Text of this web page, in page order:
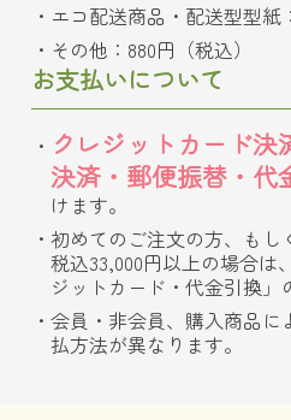
エコ配送商品・配送型型紙
その他：880円（税込）
お支払いについて
クレジットカード決
決済・郵便振替・代
けます。
初めてのご注文の方、もし
税込33,000円以上の場合は
ジットカード・代金引換」
会員・非会員、購入商品に
払方法が異なります。